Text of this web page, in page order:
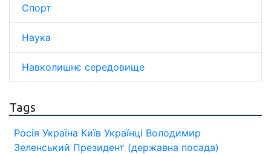
Спорт
Наука
Навколишнє середовище
Tags
Росія Україна Київ Українці Володимир
Зеленський Президент (державна посада)